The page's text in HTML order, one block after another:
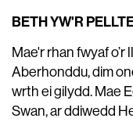
BETH YW'R
Mae'r rhan fwyaf o’r
Aberhonddu, dim
wrth ei gilydd. Mae
Swan, ar ddiwedd